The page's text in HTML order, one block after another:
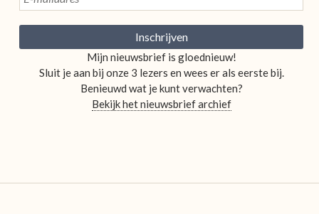
Mijn nieuwsbrief is gloednieuw!
Sluit je aan bij onze 3 lezers en wees er als eerste bij.
Benieuwd wat je kunt verwachten?
Bekijk het nieuwsbrief archief